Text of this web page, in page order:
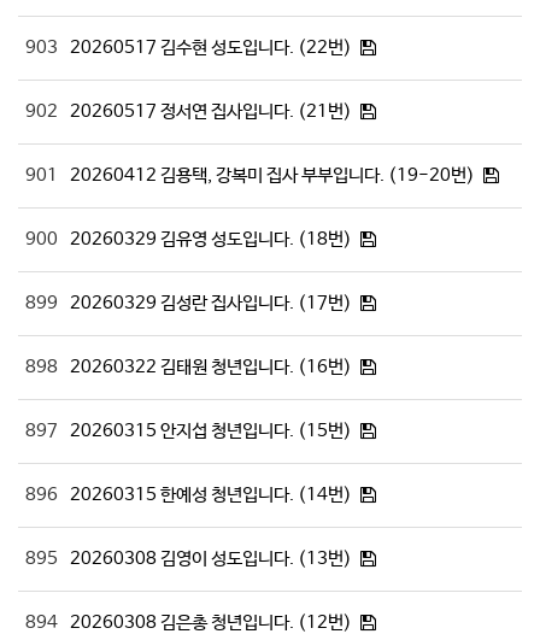
903 20260517 김수현 성도입니다. (22번)
902 20260517 정서연 집사입니다. (21번)
901 20260412 김용택, 강복미 집사 부부입니다. (19-20번)
900 20260329 김유영 성도입니다. (18번)
899 20260329 김성란 집사입니다. (17번)
898 20260322 김태원 청년입니다. (16번)
897 20260315 안지섭 청년입니다. (15번)
896 20260315 한예성 청년입니다. (14번)
895 20260308 김영이 성도입니다. (13번)
894 20260308 김은총 청년입니다. (12번)